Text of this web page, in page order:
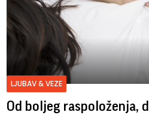
LJUBAV & VEZE
Od boljeg raspoloženja,